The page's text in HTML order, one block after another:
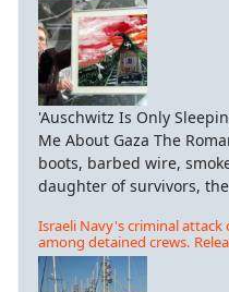
'Auschwitz Is Only
Me About Gaza The
boots, barbed wire,
daughter of survivors,
Israeli Navy's criminal
among detained crews.